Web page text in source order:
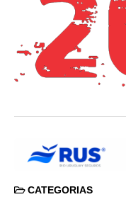
CATEGORIAS